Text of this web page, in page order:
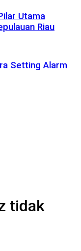
Utama
Riau
Setting Alarm
tidak